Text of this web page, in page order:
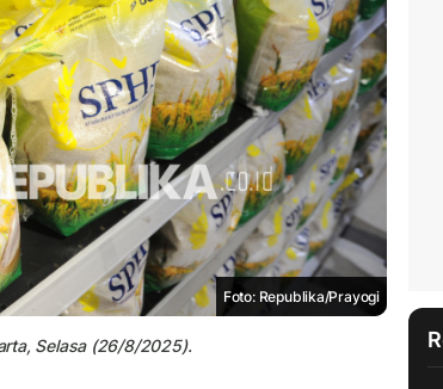
Foto: Republika/Prayogi
Selasa (26/8/2025).